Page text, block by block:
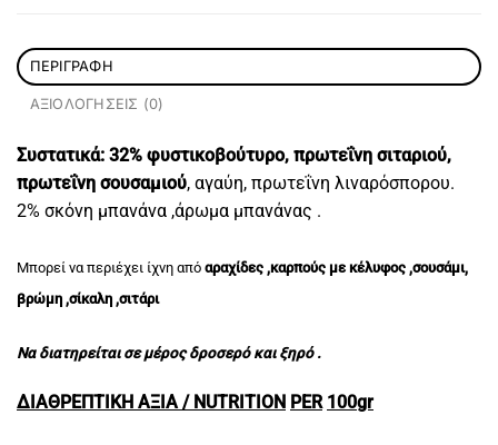
ΠΕΡΙΓΡΑΦΉ
ΑΞΙΟΛΟΓΉΣΕΙΣ (0)
Συστατικά: 32% φυστικοβούτυρο, πρωτεΐνη σιταριού,
πρωτεΐνη σουσαμιού, αγαύη, πρωτεΐνη λιναρόσπορου.
2% σκόνη μπανάνα ,άρωμα μπανάνας .
Μπορεί να περιέχει ίχνη από αραχίδες ,καρπούς με κέλυφος ,σουσάμι,
βρώμη ,σίκαλη ,σιτάρι
Να διατηρείται σε μέρος δροσερό και ξηρό .
ΔΙΑΘΡΕΠΤΙΚΗ ΑΞΙΑ / NUTRITION PER 100gr